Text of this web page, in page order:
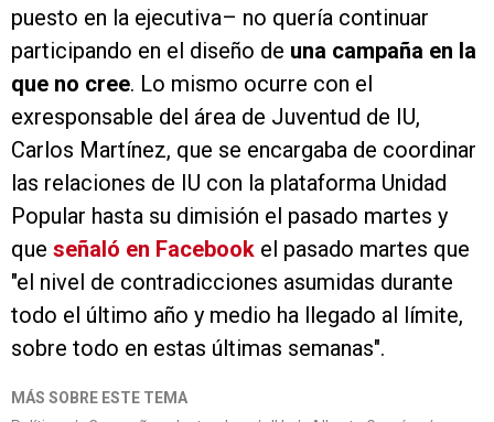
puesto en la ejecutiva– no quería continuar
participando en el diseño de una campaña en la
que no cree. Lo mismo ocurre con el
exresponsable del área de Juventud de IU,
Carlos Martínez, que se encargaba de coordinar
las relaciones de IU con la plataforma Unidad
Popular hasta su dimisión el pasado martes y
que señaló en Facebook el pasado martes que
"el nivel de contradicciones asumidas durante
todo el último año y medio ha llegado al límite,
sobre todo en estas últimas semanas".
MÁS SOBRE ESTE TEMA